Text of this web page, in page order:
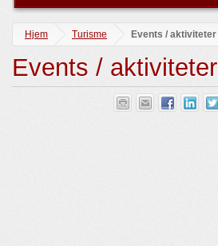
Hjem Turisme Events / aktiviteter
Events / aktiviteter